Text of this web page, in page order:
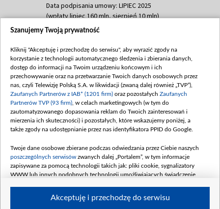
Data podpisania umowy: LIPIEC 2025
(wpłaty lipiec 160 mln, sierpień 10 mln)
Dofinansowanie 60 000 000,00 PLN
(wpłata wrzesień 60 mln)
Dofinansowanie 635 783 051,21 PLN
Data podpisania umowy: WRZESIEŃ 2025
(wpłata wrzesień 100 mln, październik 350
mln, listopad 265 mln)
Dofinansowanie 48 862 000,00 PLN
Data podpisania umowy: GRUDZIEŃ 2025
Dofinansowanie 900 000 000,00 PLN
Data podpisania umowy: LUTY 2026 (wpłata
26 lutego 80 mln, 4 marca 370 mln,8
czerwca 90 mln)
Szanujemy Twoją prywatność
Kliknij "Akceptuję i przechodzę do serwisu", aby wyrazić zgody na
korzystanie z technologii automatycznego śledzenia i zbierania danych,
dostęp do informacji na Twoim urządzeniu końcowym i ich
przechowywanie oraz na przetwarzanie Twoich danych osobowych przez
nas, czyli Telewizję Polską S.A. w likwidacji (zwaną dalej również „TVP”),
Zaufanych Partnerów z IAB* (1201 firm) oraz pozostałych Zaufanych
Partnerów TVP (93 firm) , w celach marketingowych (w tym do
zautomatyzowanego dopasowania reklam do Twoich zainteresowań i
mierzenia ich skuteczności) i pozostałych, które wskazujemy poniżej, a
także zgody na udostępnianie przez nas identyfikatora PPID do Google.
Twoje dane osobowe zbierane podczas odwiedzania przez Ciebie naszych
poszczególnych serwisów zwanych dalej „Portalem”, w tym informacje
zapisywane za pomocą technologii takich jak: pliki cookie, sygnalizatory
WWW lub innych podobnych technologii umożliwiających świadczenie
Akceptuję i przechodzę do serwisu